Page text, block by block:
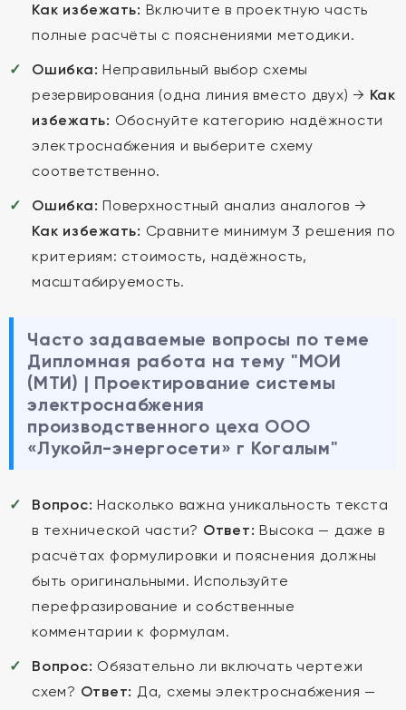
Как избежать: Включите в проектную часть
полные расчёты с пояснениями методики.
Ошибка: Неправильный выбор схемы
резервирования (одна линия вместо двух) → Как
избежать: Обоснуйте категорию надёжности
электроснабжения и выберите схему
соответственно.
Ошибка: Поверхностный анализ аналогов →
Как избежать: Сравните минимум 3 решения по
критериям: стоимость, надёжность,
масштабируемость.
Часто задаваемые вопросы по теме
Дипломная работа на тему "МОИ
(МТИ) | Проектирование системы
электроснабжения
производственного цеха ООО
«Лукойл-энергосети» г Когалым"
Вопрос: Насколько важна уникальность текста
в технической части? Ответ: Высока — даже в
расчётах формулировки и пояснения должны
быть оригинальными. Используйте
перефразирование и собственные
комментарии к формулам.
Вопрос: Обязательно ли включать чертежи
схем? Ответ: Да, схемы электроснабжения —